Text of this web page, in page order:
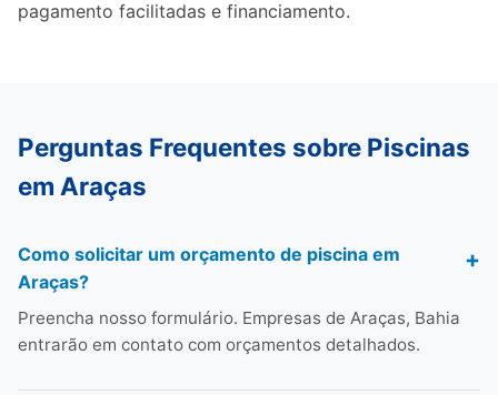
pagamento facilitadas e financiamento.
Perguntas Frequentes sobre Piscinas
em Araças
Como solicitar um orçamento de piscina em
Araças?
Preencha nosso formulário. Empresas de Araças, Bahia
entrarão em contato com orçamentos detalhados.